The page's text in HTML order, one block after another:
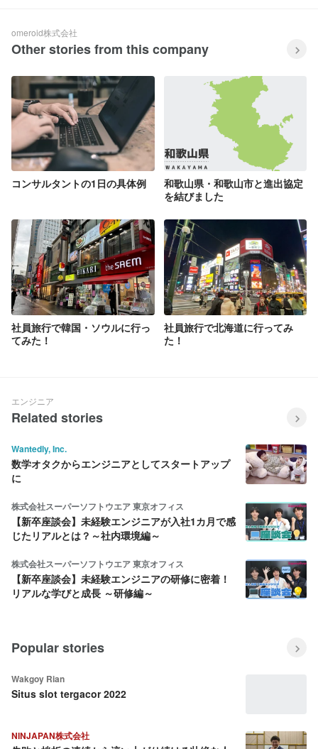
omeroid株式会社
Other stories from this company
コンサルタントの1日の具体例
和歌山県・和歌山市と進出協定
を結びました
社員旅行で韓国・ソウルに行っ
てみた！
社員旅行で北海道に行ってみ
た！
エンジニア
Related stories
Wantedly, Inc.
数学オタクからエンジニアとしてスタートアップ
に
株式会社スーパーソフトウエア 東京オフィス
【新卒座談会】未経験エンジニアが入社1カ月で感
じたリアルとは？～社内環境編～
株式会社スーパーソフトウエア 東京オフィス
【新卒座談会】未経験エンジニアの研修に密着！
リアルな学びと成長 ～研修編～
Popular stories
Wakgoy Rian
Situs slot tergacor 2022
NINJAPAN株式会社